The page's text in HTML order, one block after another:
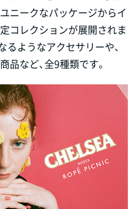
ニークなパッケージからイ
コレクションが展開されま
ようなアクセサリーや、
など、全9種類です。